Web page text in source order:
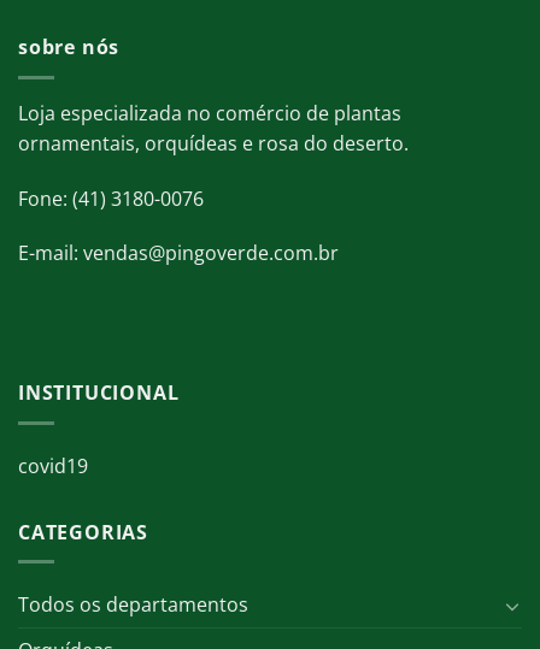
sobre nós
Loja especializada no comércio de plantas
ornamentais, orquídeas e rosa do deserto.
Fone: (41) 3180-0076
E-mail: vendas@pingoverde.com.br
INSTITUCIONAL
covid19
CATEGORIAS
Todos os departamentos